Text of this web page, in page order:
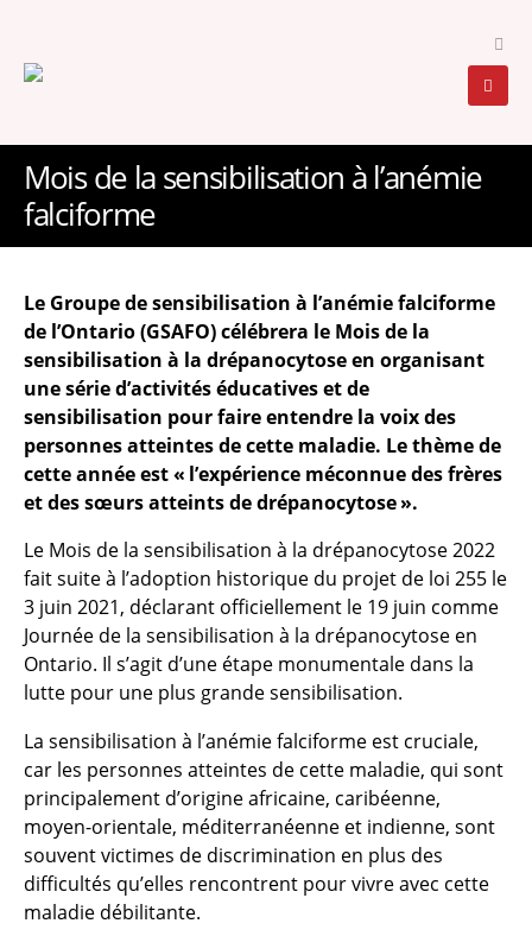
Mois de la sensibilisation à l’anémie
falciforme
Le Groupe de sensibilisation à l’anémie falciforme
de l’Ontario (GSAFO) célébrera le Mois de la
sensibilisation à la drépanocytose en organisant
une série d’activités éducatives et de
sensibilisation pour faire entendre la voix des
personnes atteintes de cette maladie. Le thème de
cette année est « l’expérience méconnue des frères
et des sœurs atteints de drépanocytose ».
Le Mois de la sensibilisation à la drépanocytose 2022
fait suite à l’adoption historique du projet de loi 255 le
3 juin 2021, déclarant officiellement le 19 juin comme
Journée de la sensibilisation à la drépanocytose en
Ontario. Il s’agit d’une étape monumentale dans la
lutte pour une plus grande sensibilisation.
La sensibilisation à l’anémie falciforme est cruciale,
car les personnes atteintes de cette maladie, qui sont
principalement d’origine africaine, caribéenne,
moyen-orientale, méditerranéenne et indienne, sont
souvent victimes de discrimination en plus des
difficultés qu’elles rencontrent pour vivre avec cette
maladie débilitante.